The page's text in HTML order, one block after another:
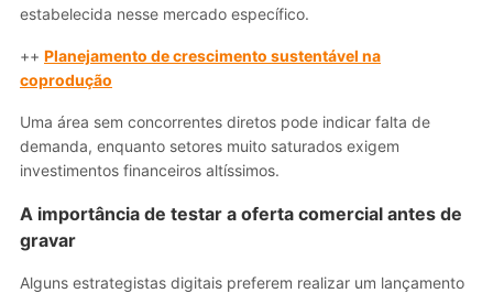
estabelecida nesse mercado específico.
++ Planejamento de crescimento sustentável na
coprodução
Uma área sem concorrentes diretos pode indicar falta de
demanda, enquanto setores muito saturados exigem
investimentos financeiros altíssimos.
A importância de testar a oferta comercial antes de
gravar
Alguns estrategistas digitais preferem realizar um lançamento